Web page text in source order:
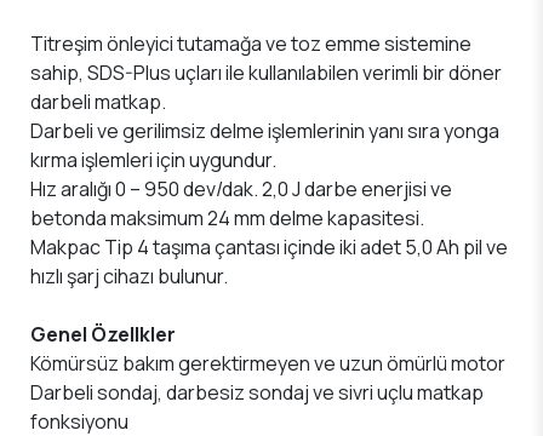
Titreşim önleyici tutamağa ve toz emme sistemine
sahip, SDS-Plus uçları ile kullanılabilen verimli bir döner
darbeli matkap.
Darbeli ve gerilimsiz delme işlemlerinin yanı sıra yonga
kırma işlemleri için uygundur.
Hız aralığı 0 – 950 dev/dak. 2,0 J darbe enerjisi ve
betonda maksimum 24 mm delme kapasitesi.
Makpac Tip 4 taşıma çantası içinde iki adet 5,0 Ah pil ve
hızlı şarj cihazı bulunur.
Genel Özellkler
Kömürsüz bakım gerektirmeyen ve uzun ömürlü motor
Darbeli sondaj, darbesiz sondaj ve sivri uçlu matkap
fonksiyonu